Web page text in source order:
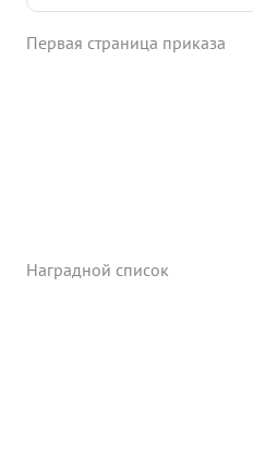
поставленную задачу
уничтожено: пулеметов
батарей гв. под
Первая страница приказа
Наградной список